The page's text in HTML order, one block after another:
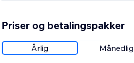
Priser og betalingspakker
Årlig Månedlig